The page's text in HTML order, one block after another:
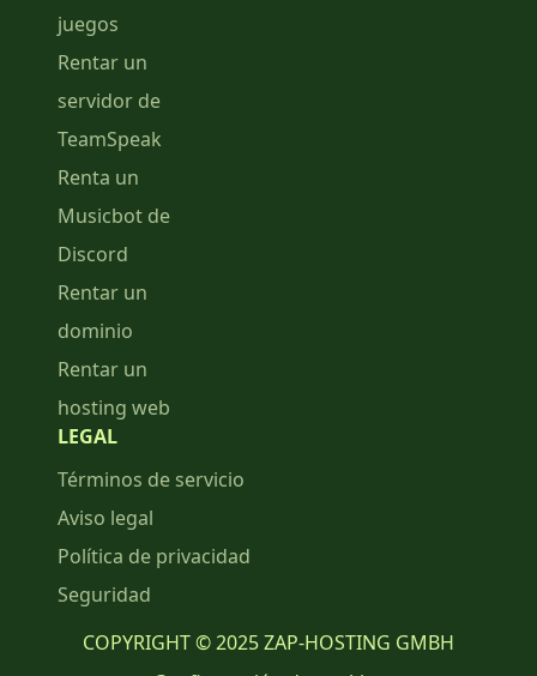
juegos
Rentar un
servidor de
TeamSpeak
Renta un
Musicbot de
Discord
Rentar un
dominio
Rentar un
hosting web
LEGAL
Términos de servicio
Aviso legal
Política de privacidad
Seguridad
COPYRIGHT © 2025 ZAP-HOSTING GMBH